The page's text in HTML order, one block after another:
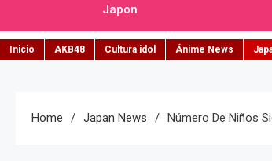
Japon
Inicio AKB48 Cultura idol Ánime News
Home Japan News Número De Niños